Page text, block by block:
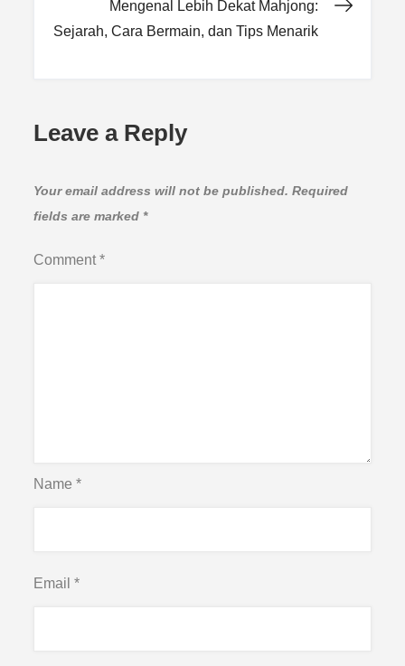
Mengenal Lebih Dekat Mahjong:
Sejarah, Cara Bermain, dan Tips Menarik
Leave a Reply
Your email address will not be published. Required
fields are marked *
Comment*
Name*
Email*